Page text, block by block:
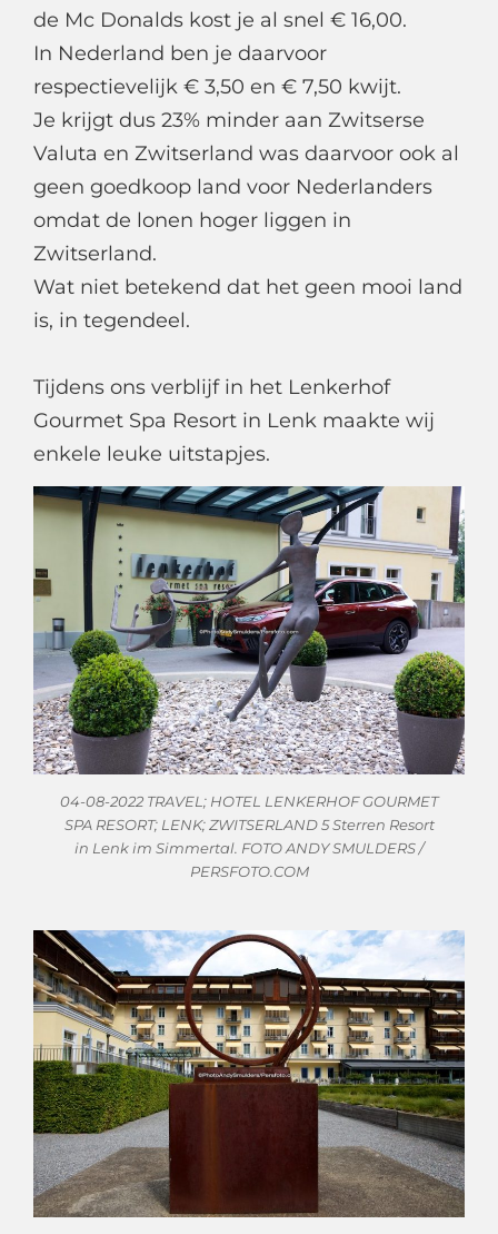
de Mc Donalds kost je al snel € 16,00.
In Nederland ben je daarvoor
respectievelijk € 3,50 en € 7,50 kwijt.
Je krijgt dus 23% minder aan Zwitserse
Valuta en Zwitserland was daarvoor ook al
geen goedkoop land voor Nederlanders
omdat de lonen hoger liggen in
Zwitserland.
Wat niet betekend dat het geen mooi land
is, in tegendeel.
Tijdens ons verblijf in het Lenkerhof
Gourmet Spa Resort in Lenk maakte wij
enkele leuke uitstapjes.
04-08-2022 TRAVEL; HOTEL LENKERHOF GOURMET
SPA RESORT; LENK; ZWITSERLAND 5 Sterren Resort
in Lenk im Simmertal. FOTO ANDY SMULDERS /
PERSFOTO.COM